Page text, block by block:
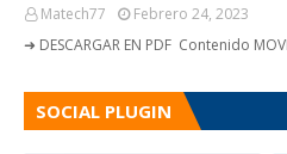
Matech77
Febrero 24, 2023
➜ DESCARGAR EN PDF Contenido
SOCIAL PLUGIN